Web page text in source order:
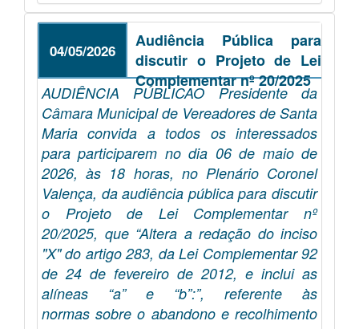
04/05/2026
Audiência Pública para
discutir o Projeto de Lei
Complementar nº 20/2025
AUDIÊNCIA PÚBLICAO Presidente da
Câmara Municipal de Vereadores de Santa
Maria convida a todos os interessados
para participarem no dia 06 de maio de
2026, às 18 horas, no Plenário Coronel
Valença, da audiência pública para discutir
o Projeto de Lei Complementar nº
20/2025, que “Altera a redação do inciso
"X" do artigo 283, da Lei Complementar 92
de 24 de fevereiro de 2012, e inclui as
alíneas “a” e “b”:”, referente às
normas sobre o abandono e recolhimento